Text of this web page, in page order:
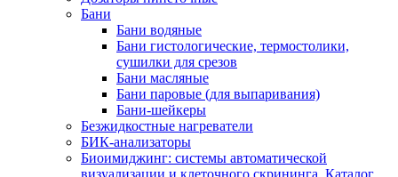
Бани
Бани водяные
Бани гистологические, термостолики,
сушилки для срезов
Бани масляные
Бани паровые (для выпаривания)
Бани-шейкеры
Безжидкостные нагреватели
БИК-анализаторы
Биоимиджинг: системы автоматической
визуализации и клеточного скрининга. Каталог